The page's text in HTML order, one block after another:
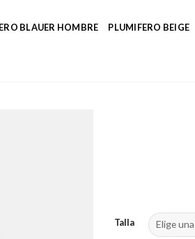
BLAUER HOMBRE PLUMIFERO BEIGE
Talla